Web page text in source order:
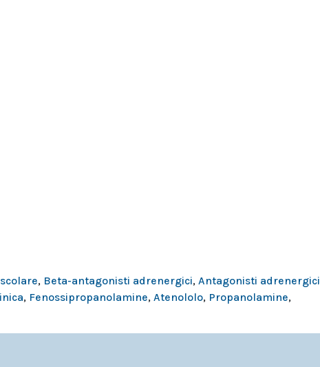
, Beta-antagonisti adrenergici, Antagonisti adrenergici
, Fenossipropanolamine, Atenololo, Propanolamine,